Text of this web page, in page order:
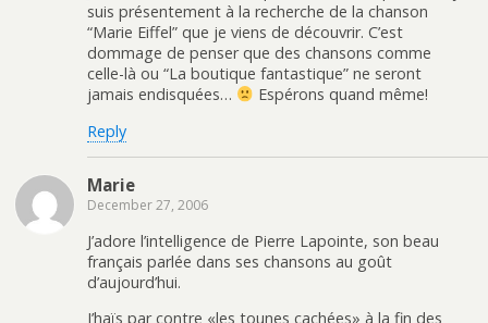
suis présentement à la recherche de la chanson
“Marie Eiffel” que je viens de découvrir. C’est
dommage de penser que des chansons comme
celle-là ou “La boutique fantastique” ne seront
jamais endisquées…
Espérons quand même!
Reply
Marie
December 27, 2006
J’adore l’intelligence de Pierre Lapointe, son beau
français parlée dans ses chansons au goût
d’aujourd’hui.
J’haïs par contre «les tounes cachées» à la fin des